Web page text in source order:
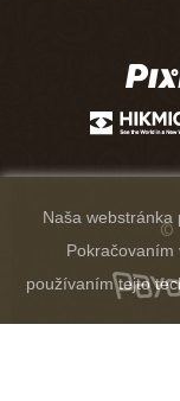
Naša webstránka
používaním tejto
©